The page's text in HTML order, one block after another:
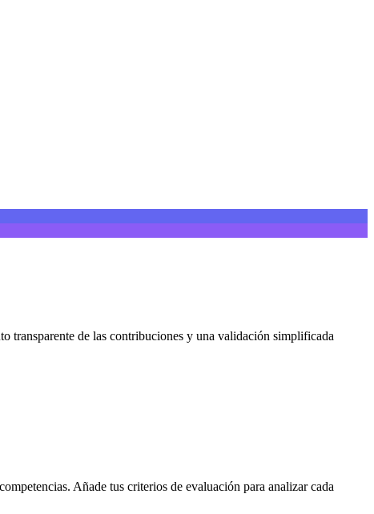
transparente de las contribuciones y una validación simplificada
Añade tus criterios de evaluación para analizar cada